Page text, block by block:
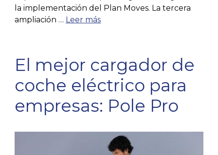
la implementación del Plan Moves. La tercera
ampliación … Leer más
El mejor cargador de
coche eléctrico para
empresas: Pole Pro